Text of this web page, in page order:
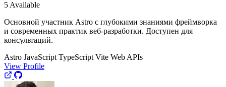
5 Available
Основной участник Astro с глубокими знаниями фреймворка
и современных практик веб-разработки. Доступен для
консультаций.
Astro JavaScript TypeScript Vite Web APIs
View Profile